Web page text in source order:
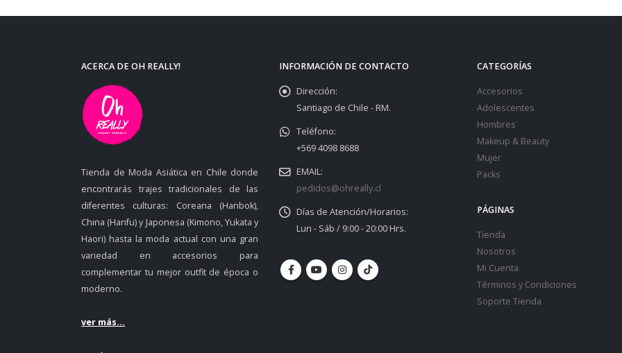
ACERCA DE OH REALLY!
Tienda de Moda Asiática en Chile donde
encontrarás trajes tradicionales de las
diferentes culturas: Coreana (Hanbok),
China (Hanfu) y Japonesa (Kimono, Yukata y
Haori) hasta la moda actual con una gran
variedad en accesorios para
complementar tu mejor outfit de época o
moderno.
ver más...
INFORMACIÓN DE CONTACTO
Dirección:
Santiago de Chile - RM.
Teléfono:
+569 4098 8688
EMAIL:
pedidos@ohreally.cl
Días de Atención/Horarios:
Lun - Sáb / 9:00 - 20:00 Hrs.
CATEGORÍAS
Accesorios
Adolescentes
Hombres
Makeup & Beauty
Mujer
Packs
PÁGINAS
Tienda
Nosotros
Mi Cuenta
Términos y Condiciones
Soporte Tienda